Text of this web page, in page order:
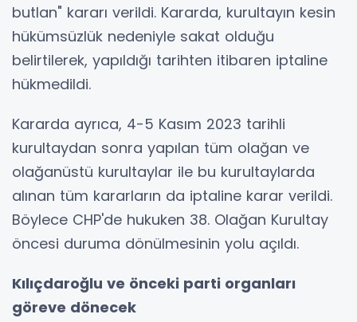
butlan" kararı verildi. Kararda, kurultayın kesin
hükümsüzlük nedeniyle sakat olduğu
belirtilerek, yapıldığı tarihten itibaren iptaline
hükmedildi.
Kararda ayrıca, 4-5 Kasım 2023 tarihli
kurultaydan sonra yapılan tüm olağan ve
olağanüstü kurultaylar ile bu kurultaylarda
alınan tüm kararların da iptaline karar verildi.
Böylece CHP'de hukuken 38. Olağan Kurultay
öncesi duruma dönülmesinin yolu açıldı.
Kılıçdaroğlu ve önceki parti organları
göreve dönecek